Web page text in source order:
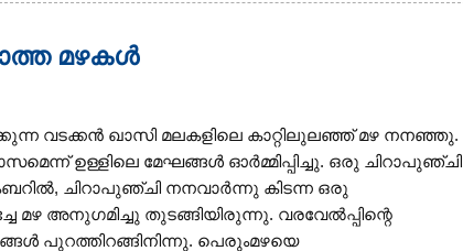
മഴകള്‍
വടക്കന്‍ ഖാസി മലകളിലെ കാറ്റിലുലഞ്ഞ് മഴ നനഞ്ഞു.
ഉള്ളിലെ മേഘങ്ങള്‍ ഓര്‍മ്മിപ്പിച്ചു. ഒരു ചിറാപുഞ്ചി
ചിറാപുഞ്ചി നനവാര്‍ന്നു കിടന്ന ഒരു
മഴ അനുഗമിച്ചു തുടങ്ങിയിരുന്നു. വരവേല്‍പ്പിന്റെ
പുറത്തിറങ്ങിനിന്നു. പെരുംമഴയെ